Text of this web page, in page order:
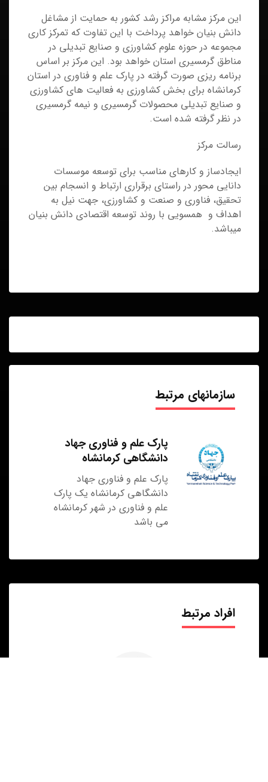
اين مرکز مشابه مراکز رشد کشور به حمايت از مشاغل
دانش بنيان خواهد پرداخت با اين تفاوت که تمرکز کاري
مجموعه در حوزه علوم کشاورزی و صنایع تبدیلی در
مناطق گرمسیری استان خواهد بود. این مرکز بر اساس
برنامه ریزی صورت گرفته در پارک علم و فناوری در استان
کرمانشاه برای بخش کشاورزی به فعالیت های کشاورزی
و صنایع تبدیلی محصولات گرمسیری و نیمه گرمسیری
در نظر گرفته شده است.
رسالت مرکز
ایجادساز و کارهای مناسب برای توسعه موسسات
دانایی محور در راستای برقراری ارتباط و انسجام بین
تحقیق، فناوری و صنعت و کشاورزی، جهت نیل به
اهداف و همسویی با روند توسعه اقتصادی دانش بنیان
میباشد.
سازمانهای مرتبط
پارک علم و فناوری جهاد
دانشگاهی کرمانشاه
پارک علم و فناوری جهاد
دانشگاهی کرمانشاه یک پارک
علم و فناوری در شهر کرمانشاه
می باشد
افراد مرتبط